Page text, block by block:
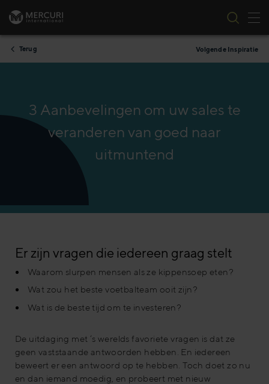
Ga naar inhoud
Terug Volgende Inspiratie
3 Aanbevelingen om uw sales te
veranderen van goed naar
uitmuntend
Er zijn vragen die iedereen graag stelt
Waarom slurpen mensen als ze kippensoep eten?
Wat zou het beste voetbalteam ooit zijn?
Wat is de beste tijd om te investeren?
De uitdaging met ’s werelds favoriete vragen is dat ze
geen vaststaande antwoorden hebben. En iedereen
beweert er een antwoord op te hebben. Toch doet zo nu
en dan iemand moedig, en probeert met nieuw